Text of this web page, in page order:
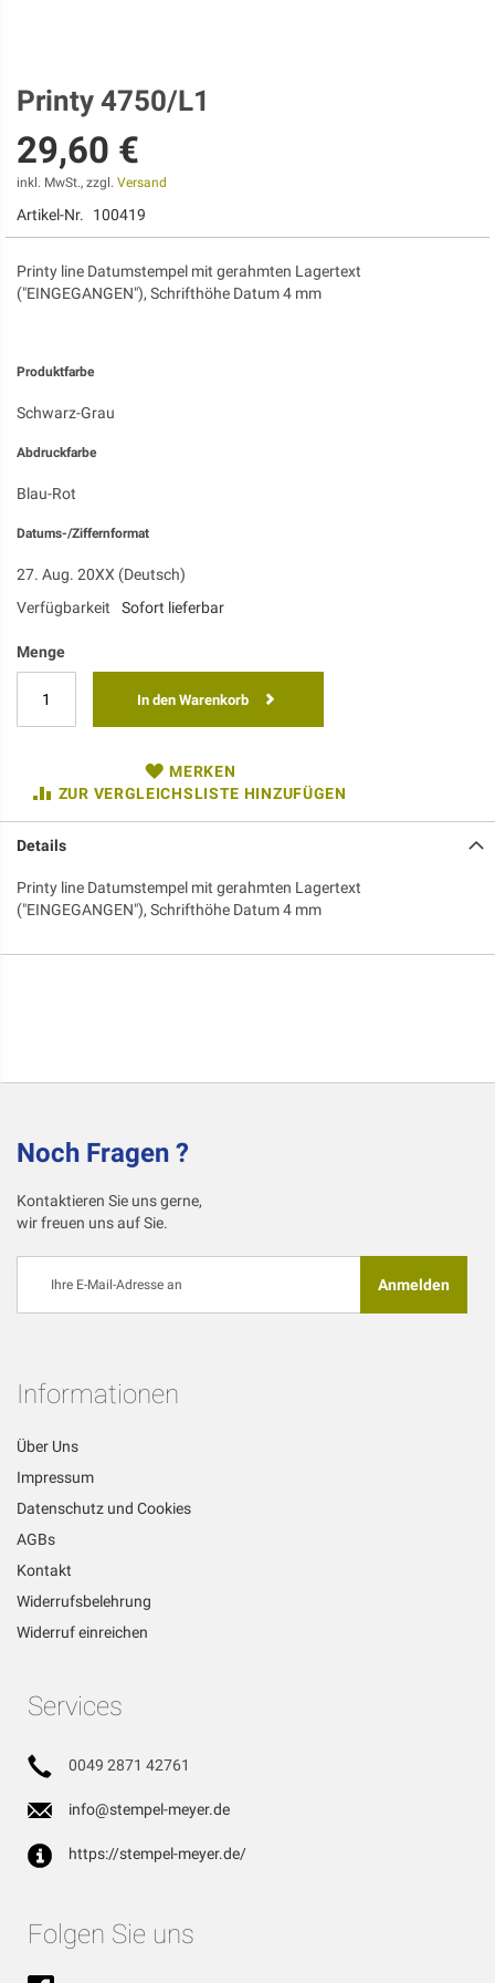
Zum
der
Bildgalerie
springen
Printy 4750/L1
29,60 €
inkl. MwSt., zzgl. Versand
Artikel-Nr. 100419
Printy line Datumstempel mit gerahmten Lagertext
("EINGEGANGEN"), Schrifthöhe Datum 4 mm
Produktfarbe
Schwarz-Grau
Abdruckfarbe
Blau-Rot
Datums-/Ziffernformat
27. Aug. 20XX (Deutsch)
Verfügbarkeit
Sofort lieferbar
Menge
In den Warenkorb
MERKEN
ZUR VERGLEICHSLISTE HINZUFÜGEN
Details
Printy line Datumstempel mit gerahmten Lagertext
("EINGEGANGEN"), Schrifthöhe Datum 4 mm
Noch Fragen ?
Kontaktieren Sie uns gerne,
wir freuen uns auf Sie.
sich
an:
Anmelden
Informationen
Über Uns
Impressum
Datenschutz und Cookies
AGBs
Kontakt
Widerrufsbelehrung
Widerruf einreichen
Services
0049 2871 42761
info@stempel-meyer.de
https://stempel-meyer.de/
Folgen Sie uns